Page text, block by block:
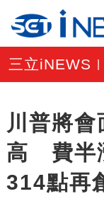
三立iNEWS
川普將
高 費半
314點再